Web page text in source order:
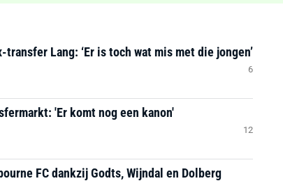
Lang: ‘Er is toch wat mis met die jongen’
6
'Er komt nog een kanon'
12
FC dankzij Godts, Wijndal en Dolberg